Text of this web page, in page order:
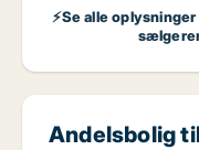
⚡Se alle
Andelsbolig